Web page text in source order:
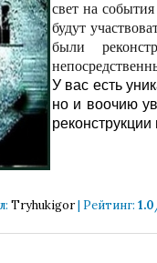
свет на
будут
были
У вас есть
но и воочию
: Tryhukigor| Рейтинг: 1.0